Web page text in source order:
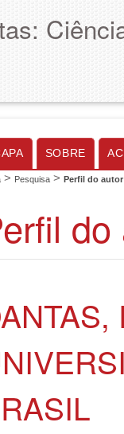
SOBRE
> Pesquisa > Perfil do autor